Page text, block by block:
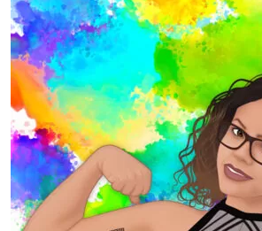
€45.99